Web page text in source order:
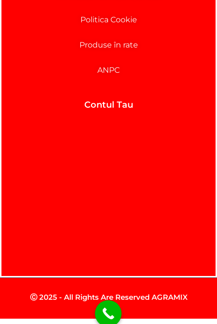
Politica Cookie
Produse în rate
ANPC
Contul Tau
Ⓒ 2025 - All Rights Are Reserved AGRAMIX